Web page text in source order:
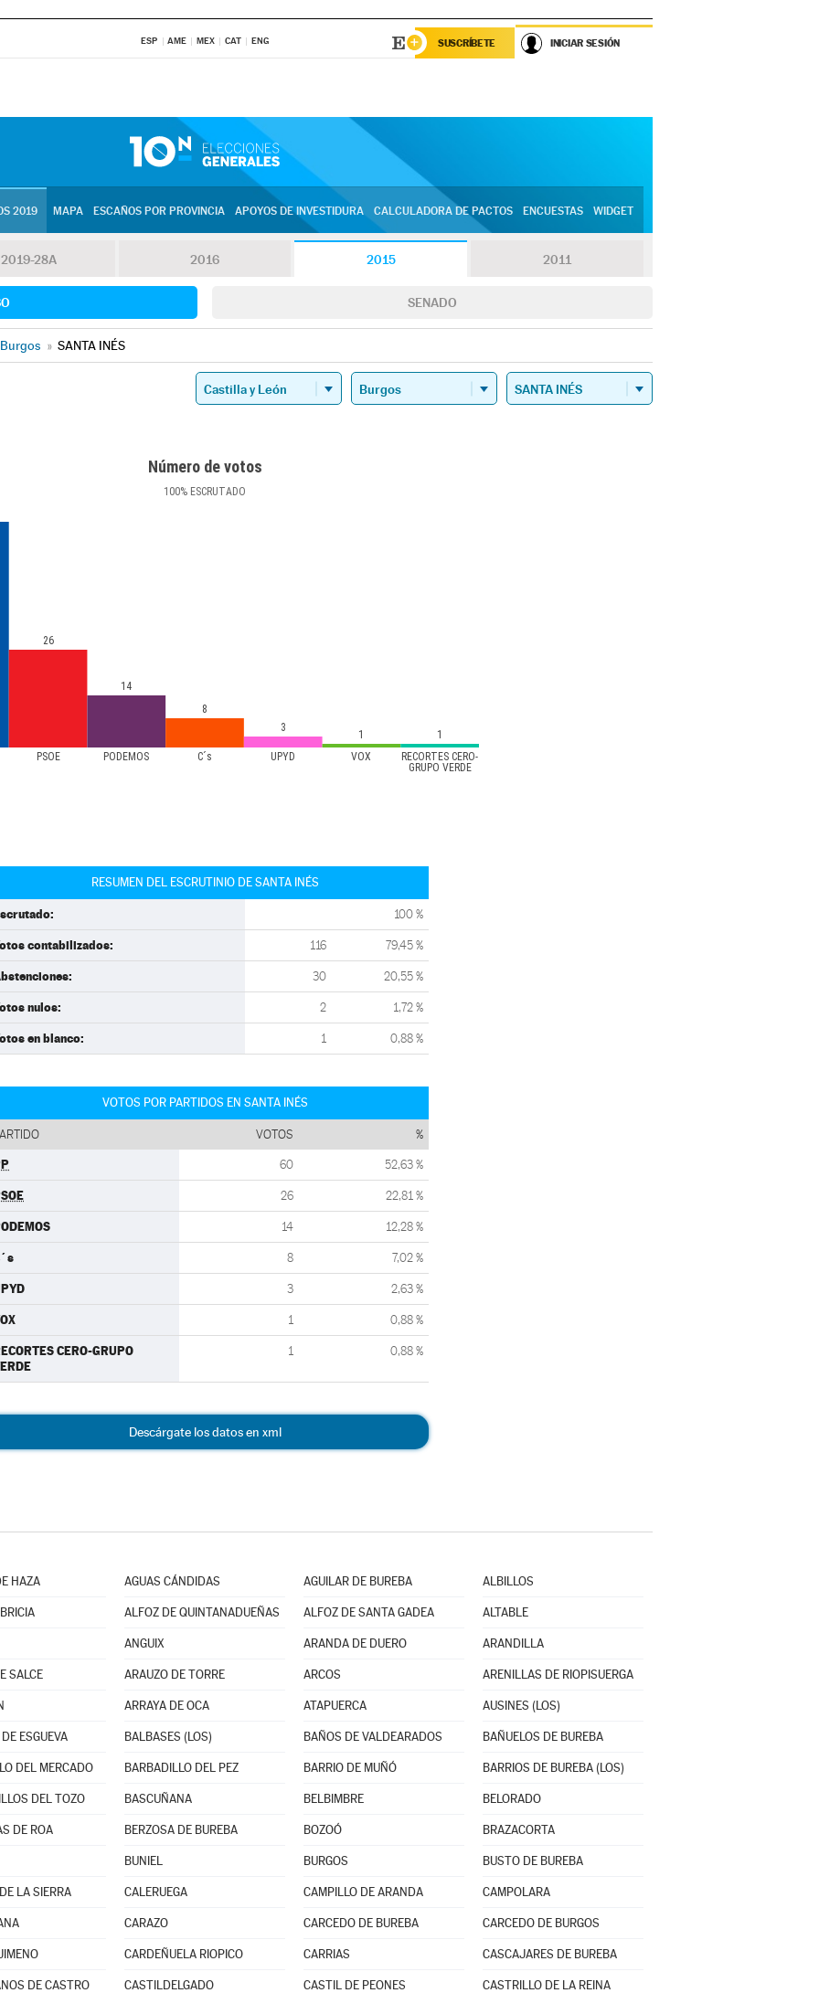
ESP AME MEX CAT ENG SUSCRÍBETE INICIAR SESIÓN
2019 MAPA ESCAÑOS POR PROVINCIA APOYOS DE INVESTIDURA CALCULADORA DE PACTOS ENCUESTAS WIDGET
2019-28A 2016 2015 2011
SENADO
Burgos » SANTA INÉS
Número de votos
100% ESCRUTADO
PSOE PODEMOS C´s UPYD VOX
RECORTES CERO-
GRUPO VERDE
26
14
8
3
1 1
RESUMEN DEL ESCRUTINIO DE SANTA INÉS
100 %
contabilizados: 116 79,45 %
30 20,55 %
nulos: 2 1,72 %
en blanco: 1 0,88 %
VOTOS POR PARTIDOS EN SANTA INÉS
VOTOS %
60 52,63 %
26 22,81 %
14 12,28 %
8 7,02 %
3 2,63 %
1 0,88 %
CERO-GRUPO
1 0,88 %
Descárgate los datos en xml
HAZA AGUAS CÁNDIDAS AGUILAR DE BUREBA ALBILLOS
ALFOZ DE QUINTANADUEÑAS ALFOZ DE SANTA GADEA ALTABLE
ANGUIX ARANDA DE DUERO ARANDILLA
SALCE ARAUZO DE TORRE ARCOS ARENILLAS DE RIOPISUERGA
ARRAYA DE OCA ATAPUERCA AUSINES (LOS)
ESGUEVA BALBASES (LOS) BAÑOS DE VALDEARADOS BAÑUELOS DE BUREBA
DEL MERCADO BARBADILLO DEL PEZ BARRIO DE MUÑÓ BARRIOS DE BUREBA (LOS)
DEL TOZO BASCUÑANA BELBIMBRE BELORADO
DE ROA BERZOSA DE BUREBA BOZOÓ BRAZACORTA
BUNIEL BURGOS BUSTO DE BUREBA
LA SIERRA CALERUEGA CAMPILLO DE ARANDA CAMPOLARA
CARAZO CARCEDO DE BUREBA CARCEDO DE BURGOS
CARDEÑUELA RIOPICO CARRIAS CASCAJARES DE BUREBA
DE CASTRO CASTILDELGADO CASTIL DE PEONES CASTRILLO DE LA REINA